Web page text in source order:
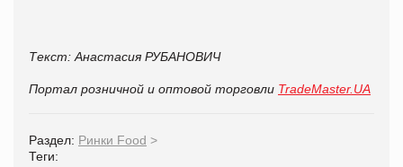
Текст: Анастасия РУБАНОВИЧ
Портал розничной и оптовой торговли TradeMaster.UA
Раздел: Ринки Food >
Теги: